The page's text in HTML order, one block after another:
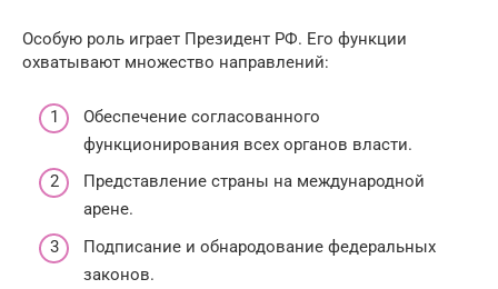
Особую роль играет Президент РФ. Его функции
охватывают множество направлений:
Обеспечение согласованного
функционирования всех органов власти.
Представление страны на международной
арене.
Подписание и обнародование федеральных
законов.